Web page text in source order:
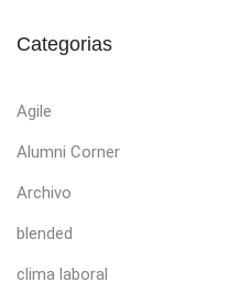
Categorias
Agile
Alumni Corner
Archivo
blended
clima laboral